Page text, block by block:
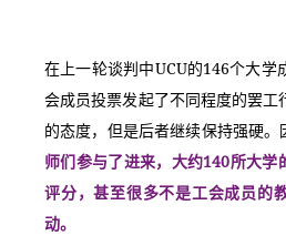
在上一轮谈判中UCU的146个大学
会成员投票发起了不同程度的罢
的态度，但是后者继续保持强硬。
师们参与了进来，大约140所大学
评分，甚至很多不是工会成员的
动。